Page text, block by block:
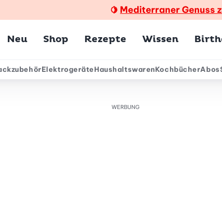
🍋 Mediterraner Genuss
Neu Shop Rezepte Wissen
ElektrogeräteHaushaltswarenKochbücherAbos
WERBUNG